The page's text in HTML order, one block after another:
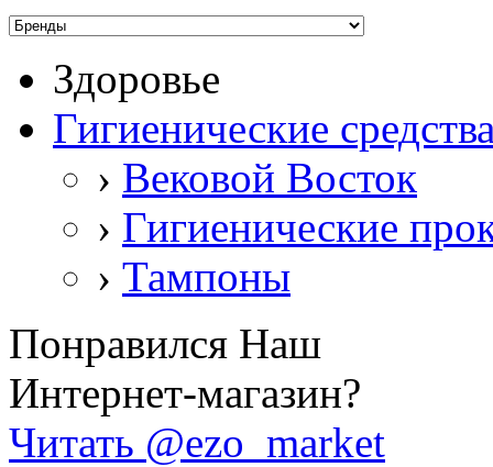
Здоровье
Гигиенические
› Вековой Восток
› Гигиенические
› Тампоны
Понравился Наш
Интернет-магазин?
Читать @ezo_market